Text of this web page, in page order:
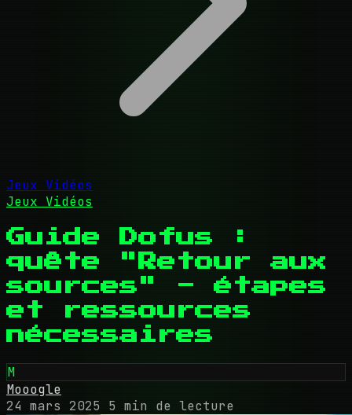
Jeux Vidéos
Jeux Vidéos
Guide Dofus :
quête "Retour aux
sources" - étapes
et ressources
nécessaires
M
Mooogle
24 mars 2025
5 min de lecture